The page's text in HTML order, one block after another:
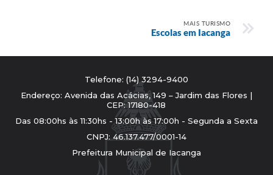
MAIS TURISMO
Escolas em Iacanga
Telefone: (14) 3294-9400
Endereço: Avenida das Acácias, 149 – Jardim das Flores |
CEP: 17180-418
Das 08:00hs às 11:30hs - 13:00h às 17:00h - Segunda a Sexta
CNPJ: 46.137.477/0001-14
Prefeitura Municipal de Iacanga